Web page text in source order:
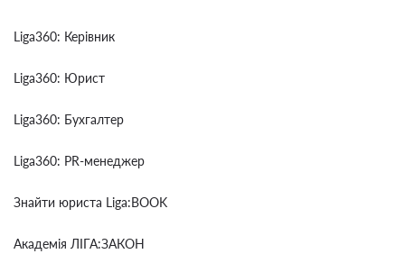
Liga360: Керівник
Liga360: Юрист
Liga360: Бухгалтер
Liga360: PR-менеджер
Знайти юриста Liga:BOOK
Академія ЛІГА:ЗАКОН